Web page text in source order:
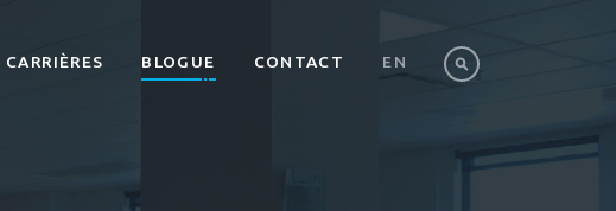
CARRIÈRES BLOGUE CONTACT EN